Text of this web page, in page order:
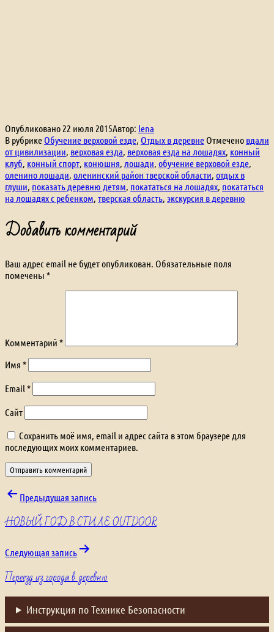
Опубликовано 22 июля 2015Автор: lena
В рубрике Обучение верховой езде, Отдых в деревне Отмечено вдали
от цивилизации, верховая езда, верховая езда на лошадях, конный
клуб, конный спорт, конюшня, лошади, обучение верховой езде,
оленино лошади, оленинский район тверской области, отдых в
глуши, показать деревню детям, покататься на лошадях, покататься
на лошадях с ребенком, тверская область, экскурсия в деревню
Добавить комментарий
Ваш адрес email не будет опубликован. Обязательные поля
помечены *
Комментарий *
Имя *
Email *
Сайт
Сохранить моё имя, email и адрес сайта в этом браузере для
последующих моих комментариев.
Навигация
по
записям
Предыдущая запись
НОВЫЙ ГОД В СТИЛЕ OUTDOOR
Следующая запись
Переезд из города в деревню
Инструкция по Технике Безопасности